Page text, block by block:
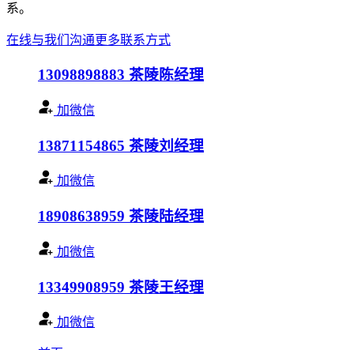
系。
在线与我们沟通更多联系方式
13098898883 茶陵陈经理
加微信
13871154865 茶陵刘经理
加微信
18908638959 茶陵陆经理
加微信
13349908959 茶陵王经理
加微信